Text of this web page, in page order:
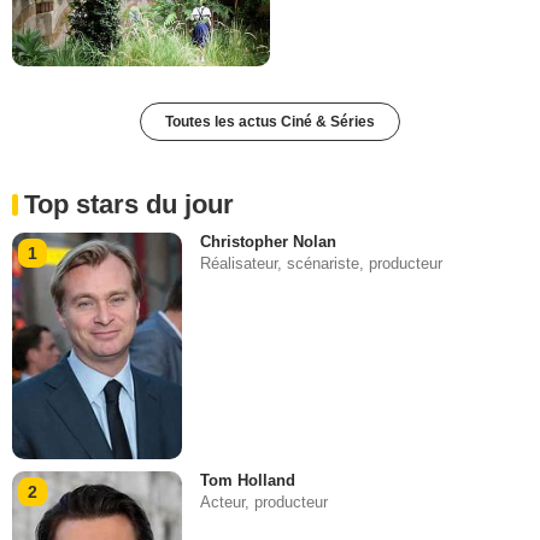
Toutes les actus Ciné & Séries
Top stars du jour
1
Christopher Nolan
Réalisateur, scénariste, producteur
2
Tom Holland
Acteur, producteur